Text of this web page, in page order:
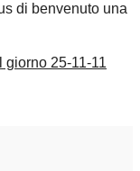
di benvenuto una
giorno 25-11-11